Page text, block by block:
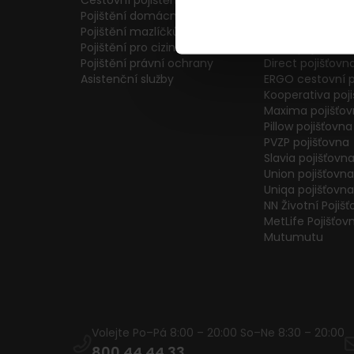
Pojištění domácnosti
Pojištění mazlíčků
Pojištění pro cizince
Pojištění právní ochrany
Asistenční služby
Direct
ERGO cestovní
Kooperativa
Maxima
Pillow pojišťovna
PVZP pojišťovna
Slavia pojišťovna
Union pojišťovna
Uniqa pojišťovna
NN Životní
MetLife
Mutumutu
Volejte Po–Pá 8:00 – 20:00 So–Ne 8:30 – 20:00